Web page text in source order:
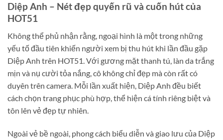
Diệp Anh – Nét đẹp quyến rũ và cuốn hút của
HOT51
Không thể phủ nhận rằng, ngoại hình là một trong những
yếu tố đầu tiên khiến người xem bị thu hút khi lần đầu gặp
Diệp Anh trên HOT51. Với gương mặt thanh tú, làn da trắng
mịn và nụ cười tỏa nắng, cô không chỉ đẹp mà còn rất có
duyên trên camera. Mỗi lần xuất hiện, Diệp Anh đều biết
cách chọn trang phục phù hợp, thể hiện cá tính riêng biệt và
tôn lên vẻ đẹp tự nhiên.
Ngoài vẻ bề ngoài, phong cách biểu diễn và giao lưu của Diệp